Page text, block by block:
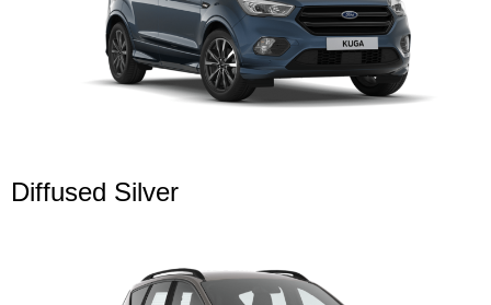
Diffused Silver